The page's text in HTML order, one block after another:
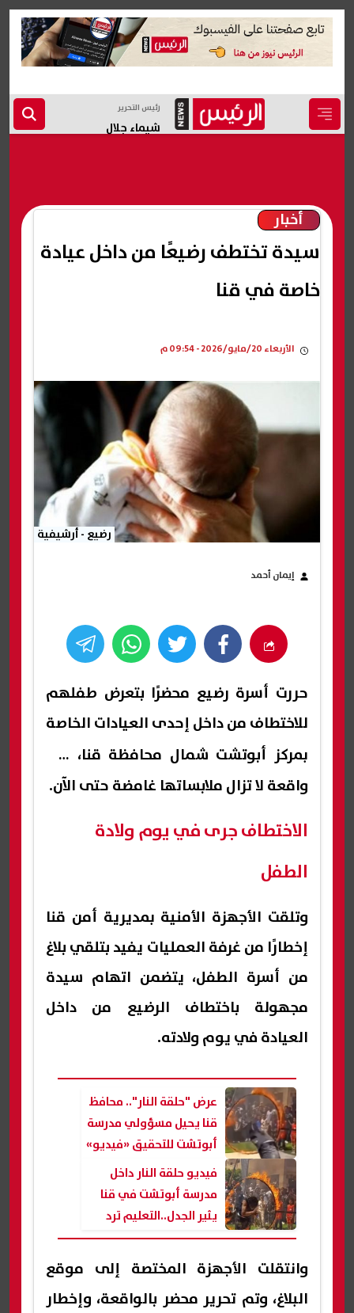
رئيس التحرير
شيماء جلال
أخبار
سيدة تختطف رضيعًا من داخل عيادة
خاصة في قنا
الأربعاء 20/مايو/2026 - 09:54 م
رضيع - أرشيفية
إيمان أحمد
حررت أسرة رضيع محضرًا بتعرض طفلهم
للاختطاف من داخل إحدى العيادات الخاصة
بمركز أبوتشت شمال محافظة قنا، في
واقعة لا تزال ملابساتها غامضة حتى الآن.
الاختطاف جرى في يوم ولادة
الطفل
وتلقت الأجهزة الأمنية بمديرية أمن قنا
إخطارًا من غرفة العمليات يفيد بتلقي بلاغ
من أسرة الطفل، يتضمن اتهام سيدة
مجهولة باختطاف الرضيع من داخل
العيادة في يوم ولادته.
عرض "حلقة النار".. محافظ
قنا يحيل مسؤولي مدرسة
أبوتشت للتحقيق «فيديو»
فيديو حلقة النار داخل
مدرسة أبوتشت في قنا
يثير الجدل..التعليم ترد
وانتقلت الأجهزة المختصة إلى موقع
البلاغ، وتم تحرير محضر بالواقعة، وإخطار